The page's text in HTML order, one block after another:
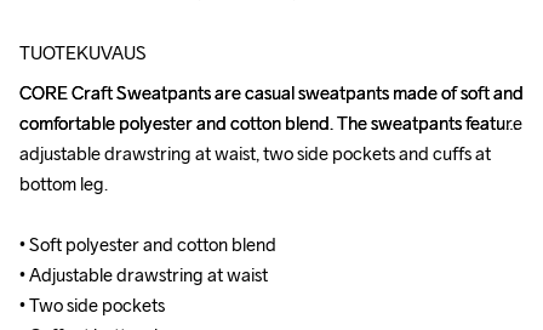
TUOTEKUVAUS
CORE Craft Sweatpants are casual sweatpants made of soft and
comfortable polyester and cotton blend. The sweatpants feature
adjustable drawstring at waist, two side pockets and cuffs at
bottom leg.
• Soft polyester and cotton blend
• Adjustable drawstring at waist
• Two side pockets
CORE Craft Sweatpants are casual sweatpants made of soft and
comfortable polyester and cotton blend. The sweatpants feature
adjustable drawstring at waist, two side pockets and cuffs at
bottom leg.
• Soft polyester and cotton blend
• Adjustable drawstring at waist
• Two side pockets